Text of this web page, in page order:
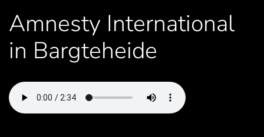
Amnesty International
in Bargteheide